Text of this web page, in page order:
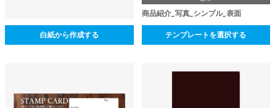
白紙から作成する
商品紹介_写真_シンプル_表面
テンプレートを選択する